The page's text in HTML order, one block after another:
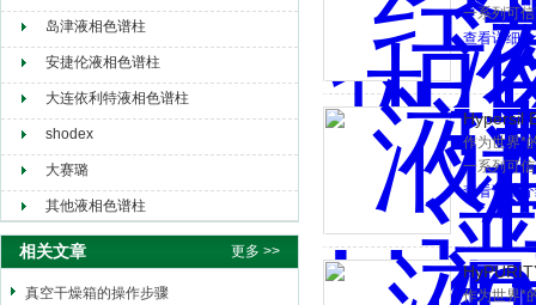
岛津液相色谱柱
安捷伦液相色谱柱
大连依利特液相色谱柱
shodex
大赛璐
其他液相色谱柱
相关文章 更多 >>
真空干燥箱的操作步骤
一系列可
化色谱柱
科技文献
查看详细
Hypersil
作为世界*
一系列可
化色谱柱
科技文献
色谱柱的
是基于
标准以保
查看详细
作为世界*